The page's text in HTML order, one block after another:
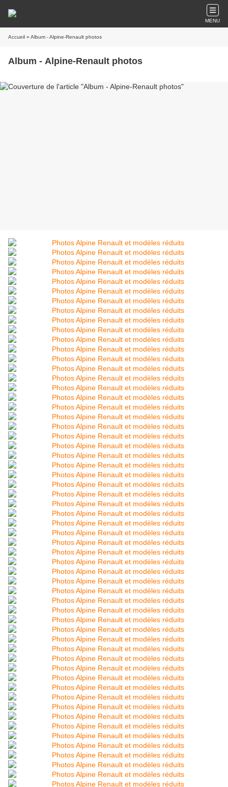
MENU
Accueil » Album - Alpine-Renault photos
Album - Alpine-Renault photos